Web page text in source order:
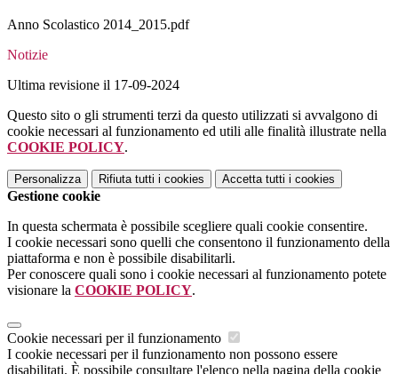
Anno Scolastico 2014_2015.pdf
Notizie
Ultima revisione il 17-09-2024
Questo sito o gli strumenti terzi da questo utilizzati si avvalgono di
cookie necessari al funzionamento ed utili alle finalità illustrate nella
COOKIE POLICY.
Personalizza Rifiuta tutti i cookies Accetta tutti i cookies
Gestione cookie
In questa schermata è possibile scegliere quali cookie consentire.
I cookie necessari sono quelli che consentono il funzionamento della
piattaforma e non è possibile disabilitarli.
Per conoscere quali sono i cookie necessari al funzionamento potete
visionare la COOKIE POLICY.
Cookie necessari per il funzionamento
I cookie necessari per il funzionamento non possono essere
disabilitati. È possibile consultare l'elenco nella pagina della cookie